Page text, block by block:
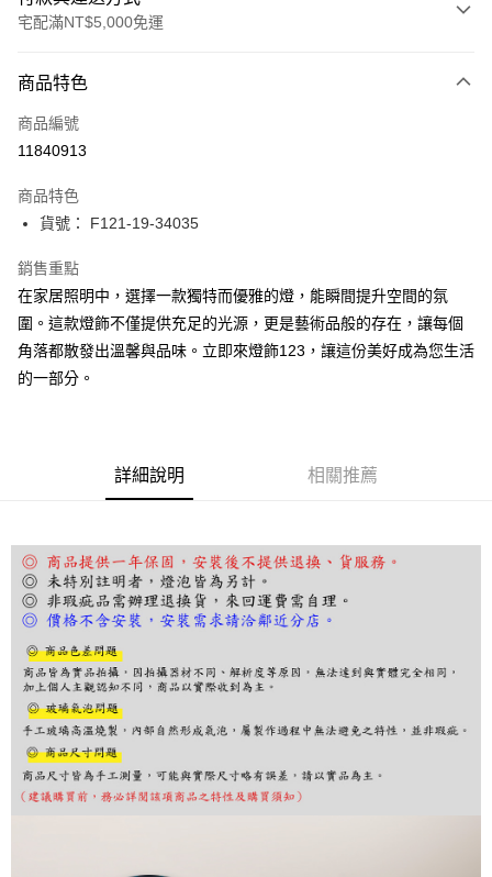
宅配滿NT$5,000免運
信用卡一次付款
LINE Pay
街口支付
悠遊付
Google Pay
全盈+PAY
AFTEE先享後付
【「AFTEE先享後付」結帳流程】
１．於結帳方式選擇「AFTEE先享後付」後，將跳轉至「AFTEE先享後付」
結帳頁面，進行簡訊認證並確認金額後，即可完成結帳。
２．訂單成立數日內，您將收到繳費通知簡訊。
３．收到繳費通知簡訊後14天內，點擊此簡訊中的連結，可透過四大超商／
ATM／網路銀行／等多元方式進行付款，方視為交易完成。
※ 請注意：結帳手續完成當下不需立刻繳費，但若您需要取消訂單，請聯絡
購買商品的店家。未經商家同意取消之訂單仍視為有效，需透過AFTEE先享
後付繳納相關費用。
※ 交易是否成功請以「AFTEE先享後付 」之結帳頁面顯示為準，若有關於
是否繳費成功／繳費後需取消欲退款等相關疑問，請聯繫「AFTEE先享後付
客戶支援中心」
https://netprotections.freshdesk.com/support/home
每筆NT$180，滿NT$5,000(含以上)免運費
商品特色
商品編號
11840913
商品特色
貨號： F121-19-34035
銷售重點
在家居照明中，選擇一款獨特而優雅的燈，能瞬間提升空間的氛
圍。這款燈飾不僅提供充足的光源，更是藝術品般的存在，讓每個
角落都散發出溫馨與品味。立即來燈飾123，讓這份美好成為您生活
的一部分。
詳細說明 相關推薦